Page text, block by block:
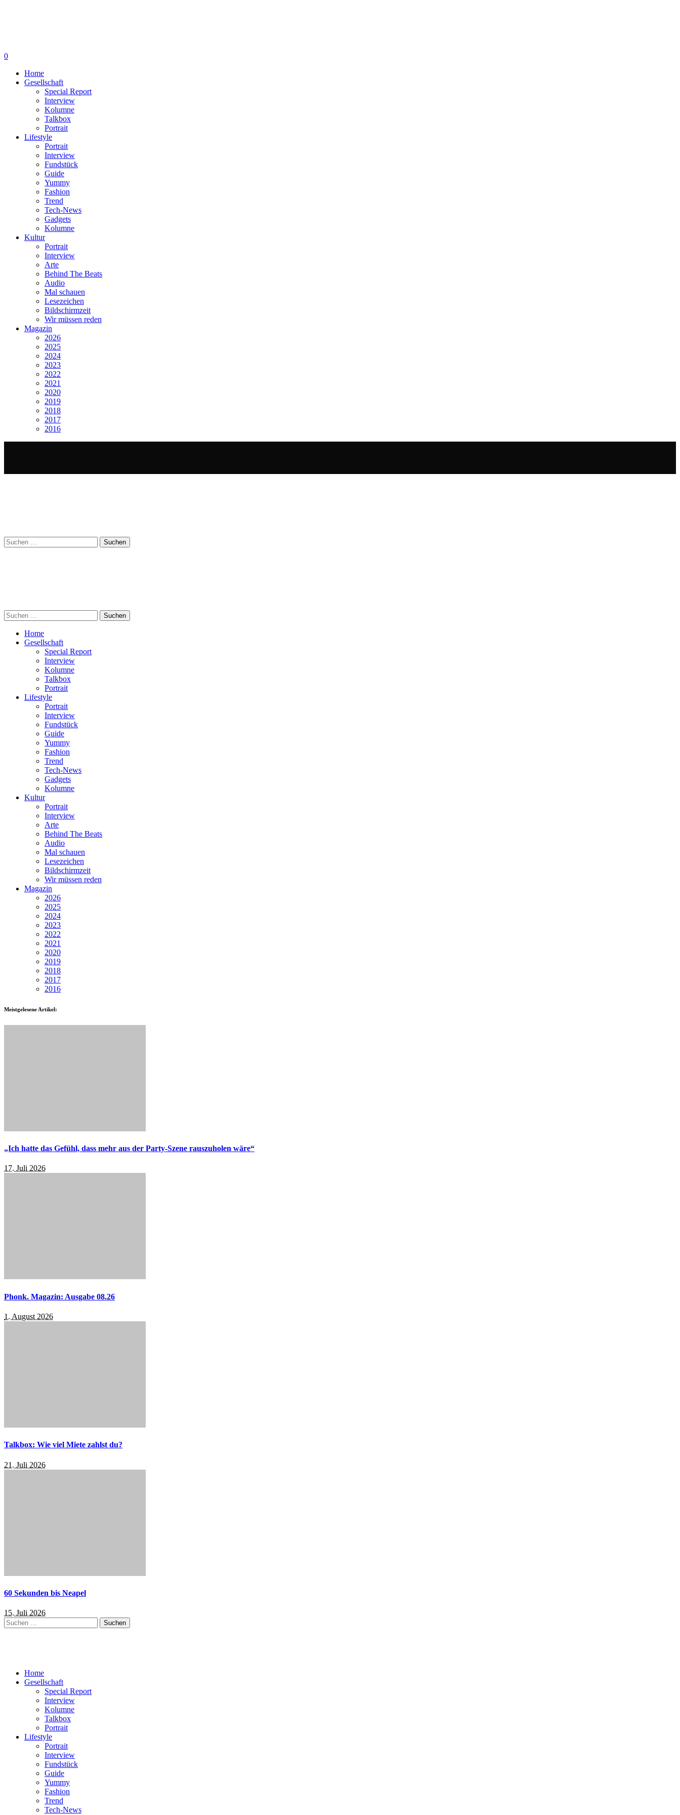
0
Home
Gesellschaft
Special Report
Interview
Kolumne
Talkbox
Portrait
Lifestyle
Portrait
Interview
Fundstück
Guide
Yummy
Fashion
Trend
Tech-News
Gadgets
Kolumne
Kultur
Portrait
Interview
Arte
Behind The Beats
Audio
Mal schauen
Lesezeichen
Bildschirmzeit
Wir müssen reden
Magazin
2026
2025
2024
2023
2022
2021
2020
2019
2018
2017
2016
Suchen
nach:
Suchen
nach:
Home
Gesellschaft
Special Report
Interview
Kolumne
Talkbox
Portrait
Lifestyle
Portrait
Interview
Fundstück
Guide
Yummy
Fashion
Trend
Tech-News
Gadgets
Kolumne
Kultur
Portrait
Interview
Arte
Behind The Beats
Audio
Mal schauen
Lesezeichen
Bildschirmzeit
Wir müssen reden
Magazin
2026
2025
2024
2023
2022
2021
2020
2019
2018
2017
2016
Meistgelesene Artikel:
„Ich hatte das Gefühl, dass mehr aus der Party-Szene rauszuholen wäre“
17. Juli 2026
Phonk. Magazin: Ausgabe 08.26
1. August 2026
Talkbox: Wie viel Miete zahlst du?
21. Juli 2026
60 Sekunden bis Neapel
15. Juli 2026
Suchen
nach:
Home
Gesellschaft
Special Report
Interview
Kolumne
Talkbox
Portrait
Lifestyle
Portrait
Interview
Fundstück
Guide
Yummy
Fashion
Trend
Tech-News